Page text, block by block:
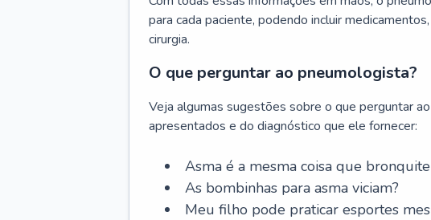
para cada paciente, podendo incluir
cirurgia.
O que perguntar ao pneumologista?
Veja algumas sugestões sobre o que perguntar
apresentados e do diagnóstico que ele fornecer:
Asma é a mesma coisa que bronquite
As bombinhas para asma viciam?
Meu filho pode praticar esportes